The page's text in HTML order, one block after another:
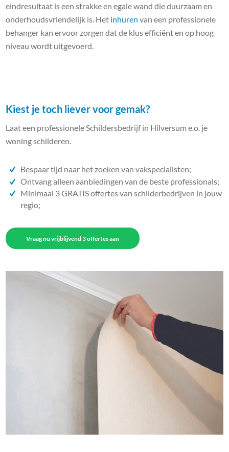
eindresultaat is een strakke en egale wand die duurzaam en
onderhoudsvriendelijk is. Het inhuren van een professionele
behanger kan ervoor zorgen dat de klus efficiënt en op hoog
niveau wordt uitgevoerd.
Kiest je toch liever voor gemak?
Laat een professionele Schildersbedrijf in Hilversum e.o. je
woning schilderen.
Bespaar tijd naar het zoeken van vakspecialisten;
Ontvang alleen aanbiedingen van de beste professionals;
Minimaal 3 GRATIS offertes van schilderbedrijven in jouw
regio;
Vraag nu vrijblijvend 3 offertes aan